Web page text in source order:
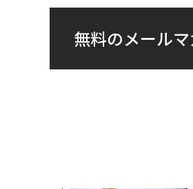
無料のメール